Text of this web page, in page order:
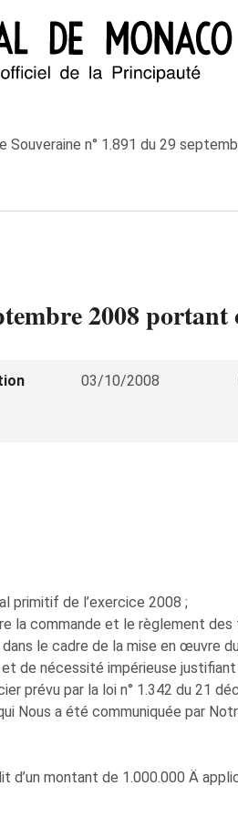
Souveraine n° 1.891 du 29
2008
03/10/2008
primitif de l’exercice 2008 ;
la commande et le règlement
le cadre de la mise en œuvre
de nécessité impérieuse
prévu par la loi n° 1.342 du 21
Nous a été communiquée par
montant de 1.000.000 Ä